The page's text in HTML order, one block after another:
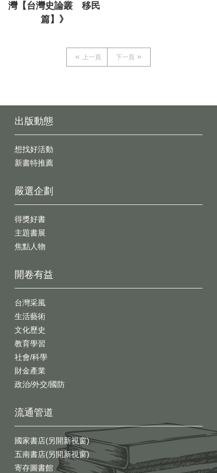
灣【台灣史論叢 移民
篇】》
上一頁 下一頁
出版動態
想找好活動
新書特推薦
開卷有益
台灣采風
生活藝術
文化歷史
教育學習
社會/科學
財金產業
政治/外交/國防
嚴選企劃
得獎好書
主題書展
焦點人物
流通管道
國家書店(另開新視窗)
五南書店(另開新視窗)
寄存圖書館